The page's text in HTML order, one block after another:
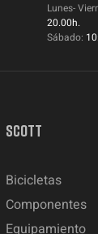
Lunes-
20.00h.
Sábado:
SCOTT
Bicicletas
Componentes
Equipamiento